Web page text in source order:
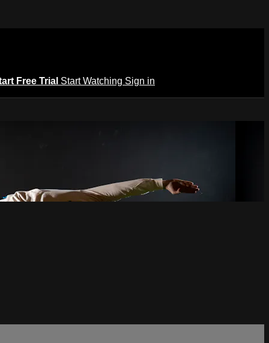
Free Trial Start Watching Sign in